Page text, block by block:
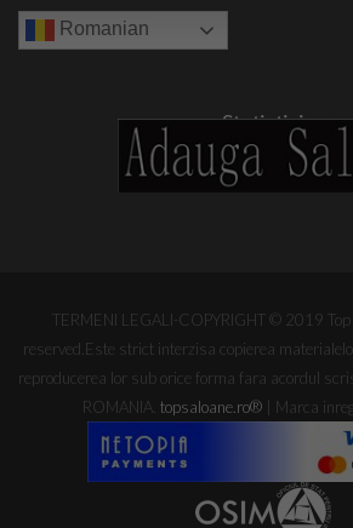
Romanian
Statistici
TERMENI LEGALI-COPYRIGHT © 2019
reserved.Este strict interzisa copierea
reproducerea lor sub orice forma fara acordul
ROMANIA. topsaloane.ro® | Marca